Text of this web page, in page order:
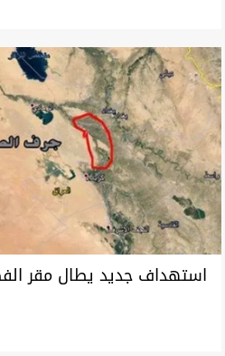
استهداف جديد يطال مقر